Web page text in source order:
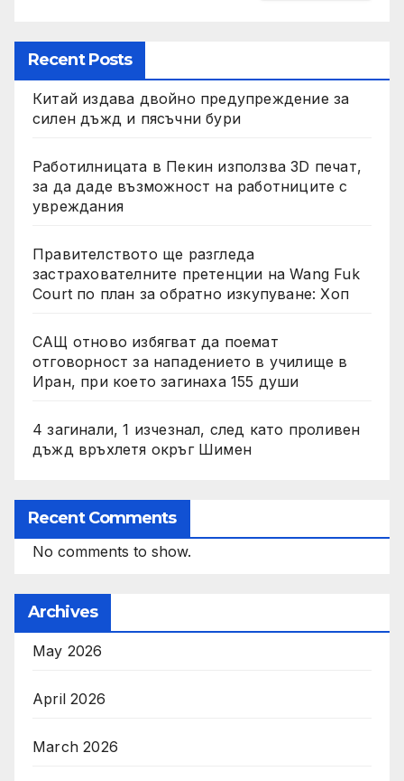
Recent Posts
Китай издава двойно предупреждение за
силен дъжд и пясъчни бури
Работилницата в Пекин използва 3D печат,
за да даде възможност на работниците с
увреждания
Правителството ще разгледа
застрахователните претенции на Wang Fuk
Court по план за обратно изкупуване: Хоп
САЩ отново избягват да поемат
отговорност за нападението в училище в
Иран, при което загинаха 155 души
4 загинали, 1 изчезнал, след като проливен
дъжд връхлетя окръг Шимен
Recent Comments
No comments to show.
Archives
May 2026
April 2026
March 2026